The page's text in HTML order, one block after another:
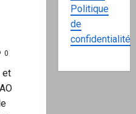
0
et
Politique
de
confidentialité